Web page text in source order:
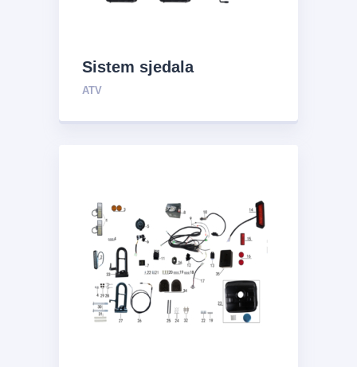
Sistem sjedala
ATV